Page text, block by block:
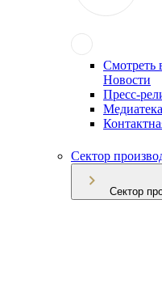
Смотреть
Новости
Пресс-
Медиатека
Сектор
Сектор